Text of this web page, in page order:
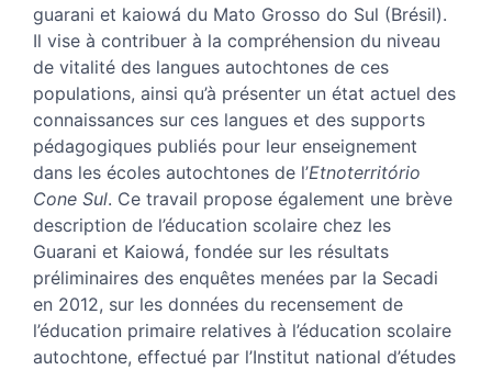
guarani et kaiowá du Mato Grosso do Sul (Brésil).
Il vise à contribuer à la compréhension du niveau
de vitalité des langues autochtones de ces
populations, ainsi qu’à présenter un état actuel des
connaissances sur ces langues et des supports
pédagogiques publiés pour leur enseignement
dans les écoles autochtones de l’Etnoterritório
Cone Sul. Ce travail propose également une brève
description de l’éducation scolaire chez les
Guarani et Kaiowá, fondée sur les résultats
préliminaires des enquêtes menées par la Secadi
en 2012, sur les données du recensement de
l’éducation primaire relatives à l’éducation scolaire
autochtone, effectué par l’Institut national d’études